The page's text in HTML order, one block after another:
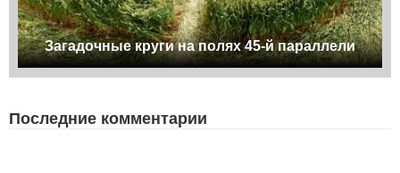
Загадочные круги на полях 45-й параллели
Последние комментарии